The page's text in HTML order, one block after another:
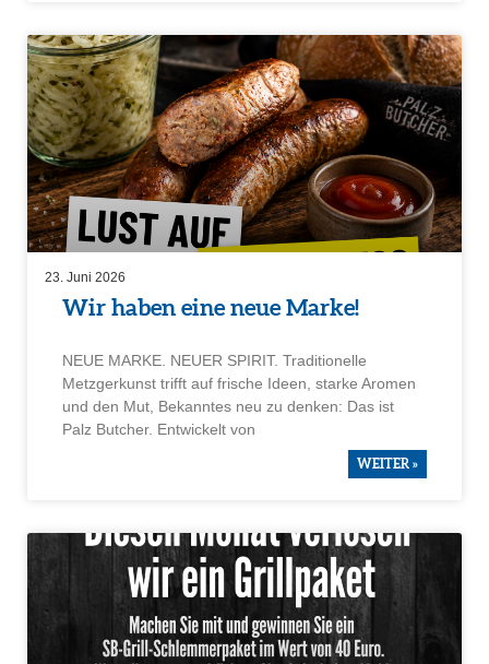
Wir haben eine neue Marke!
NEUE MARKE. NEUER SPIRIT. Tradi­tio­nelle
Metzger­kunst trifft auf frische Ideen, starke Aromen
und den Mut, Bekanntes neu zu denken: Das ist
Palz Butcher. Entwi­ckelt von
WEITER »
23. Juni 2026